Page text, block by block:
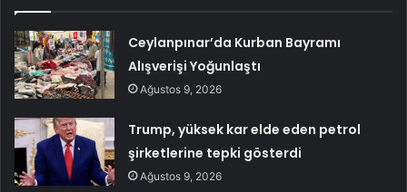
Ceylanpınar’da Kurban Bayramı
Alışverişi Yoğunlaştı
Ağustos 9, 2026
Trump, yüksek kar elde eden petrol
şirketlerine tepki gösterdi
Ağustos 9, 2026